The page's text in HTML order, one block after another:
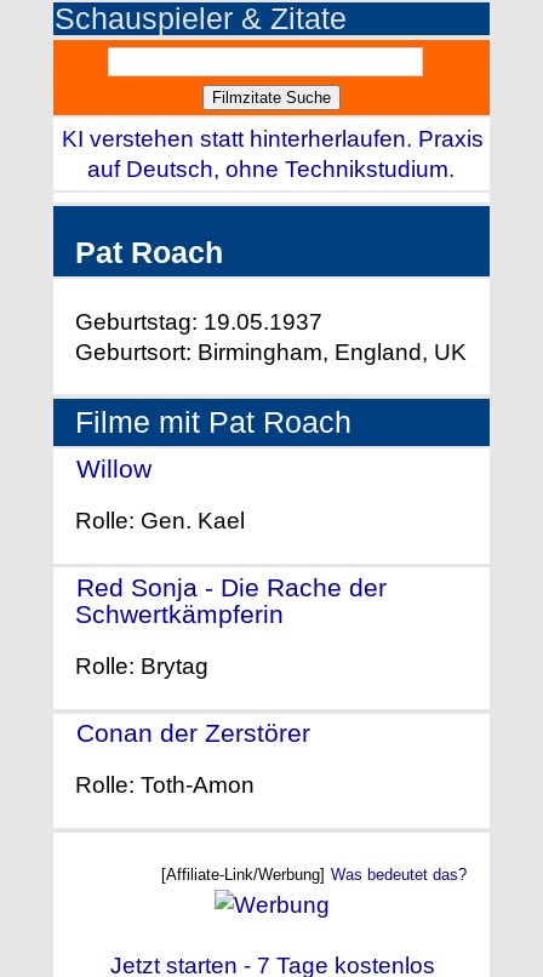
Schauspieler & Zitate
KI verstehen statt hinterherlaufen. Praxis
auf Deutsch, ohne Technikstudium.
Pat Roach
Geburtstag: 19.05.1937
Geburtsort: Birmingham, England, UK
Filme mit Pat Roach
Willow
Rolle: Gen. Kael
Red Sonja - Die Rache der
Schwertkämpferin
Rolle: Brytag
Conan der Zerstörer
Rolle: Toth-Amon
[Affiliate-Link/Werbung] Was bedeutet das?
Jetzt starten - 7 Tage kostenlos